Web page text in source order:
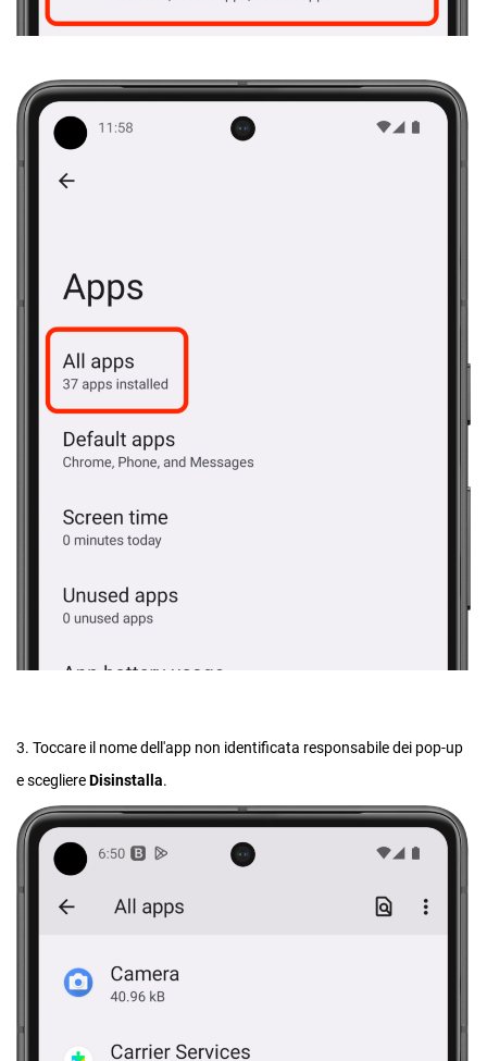
3. Toccare il nome dell'app non identificata responsabile dei pop-up
e scegliereDisinstalla.